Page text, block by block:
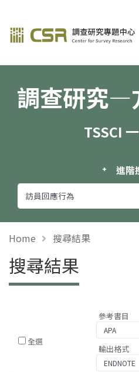
調查研究—方法
調查研究—
TSSCI
進階
Home 搜尋結果
搜尋結果
全選
參考書目
輸出格式